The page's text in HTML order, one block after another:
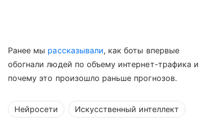
Ранее мы рассказывали, как боты впервые
обогнали людей по объему интернет-трафика и
почему это произошло раньше прогнозов.
Нейросети Искусственный интеллект